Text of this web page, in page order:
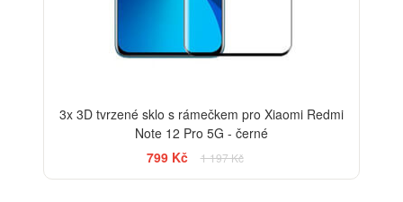
3x 3D tvrzené sklo s rámečkem pro Xiaomi Redmi
Note 12 Pro 5G - černé
799 Kč
1 197 Kč